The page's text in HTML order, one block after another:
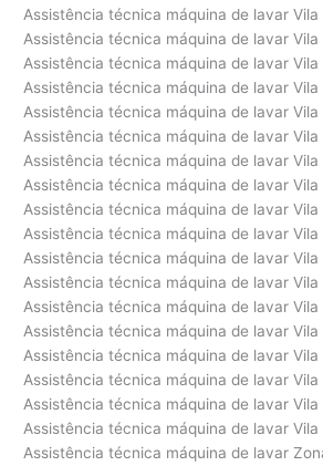
Assistência técnica máquina de lavar Vila
Assistência técnica máquina de lavar Vila
Assistência técnica máquina de lavar Vila
Assistência técnica máquina de lavar Vila
Assistência técnica máquina de lavar Vila
Assistência técnica máquina de lavar Vila
Assistência técnica máquina de lavar
Assistência técnica máquina de lavar Vila
Assistência técnica máquina de lavar
Assistência técnica máquina de lavar Vila
Assistência técnica máquina de lavar Vila
Assistência técnica máquina de lavar Vila
Assistência técnica máquina de lavar Vila
Assistência técnica máquina de lavar
Assistência técnica máquina de lavar Vila
Assistência técnica máquina de lavar Vila
Assistência técnica máquina de lavar Vila
Assistência técnica máquina de lavar Vila
Assistência técnica máquina de lavar